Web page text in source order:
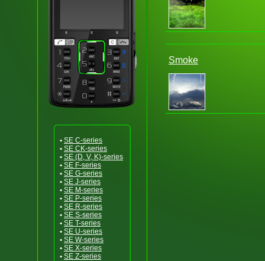
• SE C-series
• SE CK-series
• SE (D, V, K)-series
• SE F-series
• SE G-series
• SE J-series
• SE M-series
• SE P-series
• SE R-series
• SE S-series
• SE T-series
• SE U-series
• SE W-series
• SE X-series
• SE Z-series
Smoke